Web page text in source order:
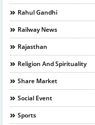
Rahul Gandhi
Railway News
Rajasthan
Religion And Spirituality
Share Market
Social Event
Sports